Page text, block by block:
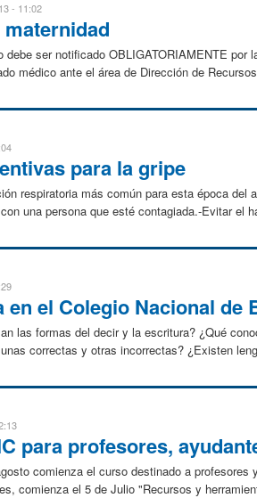
- 11:02
debe ser notificado OBLIGATORIAMENTE
médico ante el área de Dirección de
para la gripe
respiratoria más común para esta época del
una persona que esté contagiada.-Evitar el
en el Colegio Nacional de
las formas del decir y la escritura? ¿Qué
correctas y otras incorrectas? ¿Existen
para profesores,
comienza el curso destinado a
comienza el 5 de Julio "Recursos y